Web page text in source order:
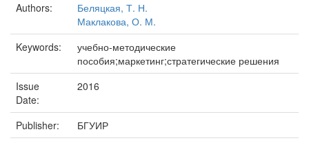
Authors:
Беляцкая, Т. Н.
Маклакова, О. М.
Keywords:
учебно-методические
пособия;маркетинг;стратегические решения
Issue
Date:
2016
Publisher:
БГУИР